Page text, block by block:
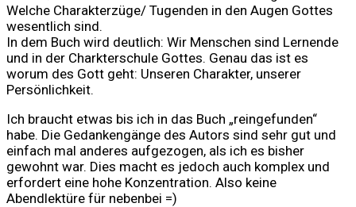
Welche Charakterzüge/ Tugenden in den Augen Gottes
wesentlich sind.
In dem Buch wird deutlich: Wir Menschen sind Lernende
und in der Charkterschule Gottes. Genau das ist es
worum des Gott geht: Unseren Charakter, unserer
Persönlichkeit.
Ich braucht etwas bis ich in das Buch „reingefunden“
habe. Die Gedankengänge des Autors sind sehr gut und
einfach mal anderes aufgezogen, als ich es bisher
gewohnt war. Dies macht es jedoch auch komplex und
erfordert eine hohe Konzentration. Also keine
Abendlektüre für nebenbei =)